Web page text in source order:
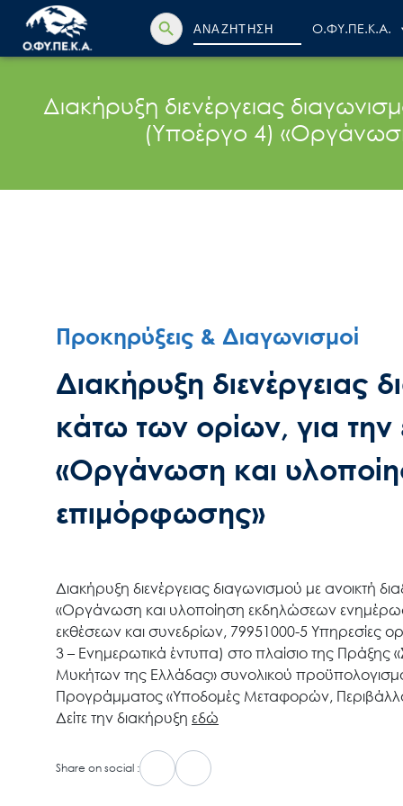
Search
for:
Search Button
Ο.ΦΥ.ΠΕ.Κ.Α.
Διακήρυξη διενέργειας
(Υποέργο 4)
Προκηρύξεις & Διαγωνισμοί
Διακήρυξη διενέργειας
κάτω των ορίων, για
«Οργάνωση και
επιμόρφωσης»
Διακήρυξη διενέργειας διαγωνισμού με ανοικτή
«Οργάνωση και υλοποίηση εκδηλώσεων
εκθέσεων και συνεδρίων, 79951000-5 Υπηρεσίες
3 – Ενημερωτικά έντυπα) στο πλαίσιο της
Μυκήτων της Ελλάδας» συνολικού
Προγράμματος «Υποδομές Μεταφορών,
Δείτε την διακήρυξη εδώ
Share on social :